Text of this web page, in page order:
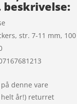
str. 7-11 mm,
på denne vare
år!) returret